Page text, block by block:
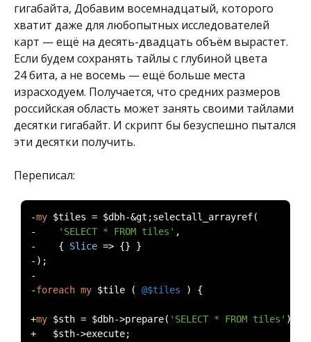
гигабайта, Добавим восемнадцатый, которого
хватит даже для любопытных исследователей
карт — ещё на десять-двадцать объём вырастет.
Если будем сохранять тайлы с глубиной цвета
24 бита, а не восемь — ещё больше места
израсходуем. Получается, что средних размеров
российская область может занять своими тайлами
десятки гигабайт. И скрипт бы безуспешно пытался
эти десятки получить.
Переписал:
-my $tiles = $dbh-&gt ;selectall_arrayref(
-
'SELECT * FROM tiles' ,
-
{ Slice => {}
}
-);
-
-foreach my $tile ( @$tiles ) {
+my $sth = $dbh->prepare( 'SELECT * FROM tiles' );
+
   $sth
->execute;